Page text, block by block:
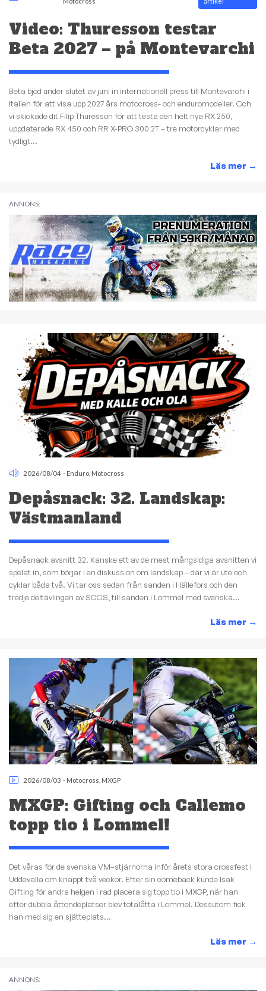
Video: Thuresson testar
Beta 2027 – på Montevarchi
Beta bjöd under slutet av juni in internationell press till Montevarchi i
Italien för att visa upp 2027 års motocross- och enduromodeller. Och
vi skickade dit Filip Thuresson för att testa den helt nya RX 250,
uppdaterade RX 450 och RR X-PRO 300 2T – tre motorcyklar med
tydligt...
Läs mer →
ANNONS:
2026/08/04 - Enduro Motocross
Depåsnack: 32. Landskap:
Västmanland
Depåsnack avsnitt 32. Kanske ett av de mest mångsidiga avsnitten vi
spelat in, som börjar i en diskussion om landskap – där vi är ute och
cyklar båda två. Vi tar oss sedan från sanden i Hällefors och den
tredje deltävlingen av SCCS, till sanden i Lommel med svenska...
Läs mer →
2026/08/03 - Motocross MXGP
MXGP: Gifting och Callemo
topp tio i Lommel!
Det våras för de svenska VM–stjärnorna inför årets stora crossfest i
Uddevalla om knappt två veckor. Efter sin comeback kunde Isak
Gifting för andra helgen i rad placera sig topp tio i MXGP, när han
efter dubbla åttondeplatser blev totalåtta i Lommel. Dessutom fick
han med sig en sjätteplats...
Läs mer →
ANNONS: